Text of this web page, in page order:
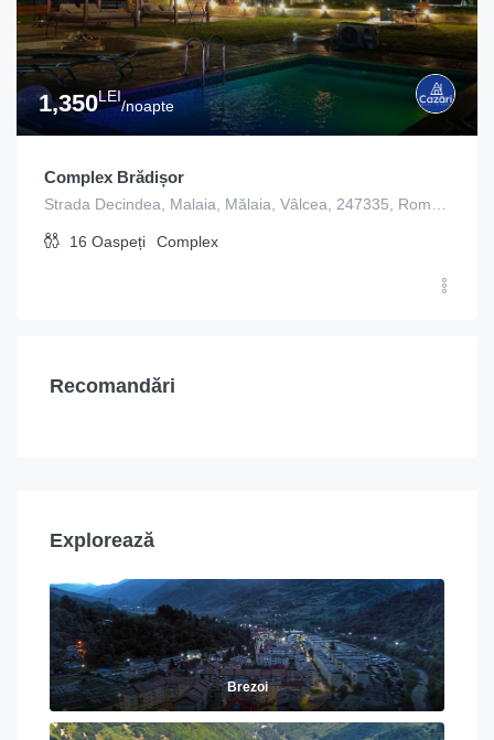
1,350LEI
/noapte
Complex Brădișor
Strada Decindea, Malaia, Mălaia, Vâlcea, 247335, România
16 Oaspeți Complex
Recomandări
Explorează
Brezoi